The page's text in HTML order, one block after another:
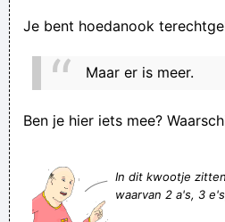
STINKT NOG
Dit
Je bent hoedanook
Maar er is meer.
Ben je hier iets mee?
In dit kwootje
waarvan 2 a's, 3